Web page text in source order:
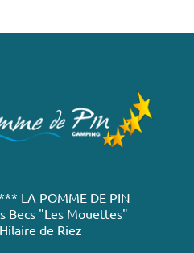
LA POMME DE PIN
Becs "Les Mouettes"
de Riez